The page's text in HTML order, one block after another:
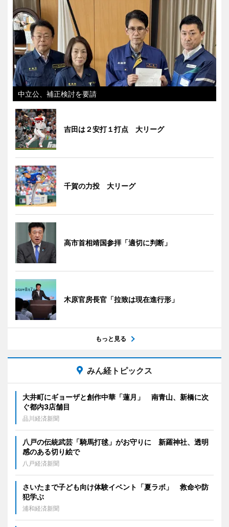
中立公、補正検討を要請
吉田は２安打１打点 大リーグ
千賀の力投 大リーグ
高市首相靖国参拝「適切に判断」
木原官房長官「拉致は現在進行形」
もっと見る
みん経トピックス
大井町にギョーザと創作中華「蓮月」 南青山、新橋に次
ぐ都内3店舗目
品川経済新聞
八戸の伝統武芸「騎馬打毬」がお守りに 新羅神社、透明
感のある切り絵で
八戸経済新聞
さいたまで子ども向け体験イベント「夏ラボ」 救命や防
犯学ぶ
浦和経済新聞